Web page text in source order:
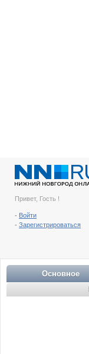
Привет, Гость !
- Войти
- Зарегистрироваться
Основное